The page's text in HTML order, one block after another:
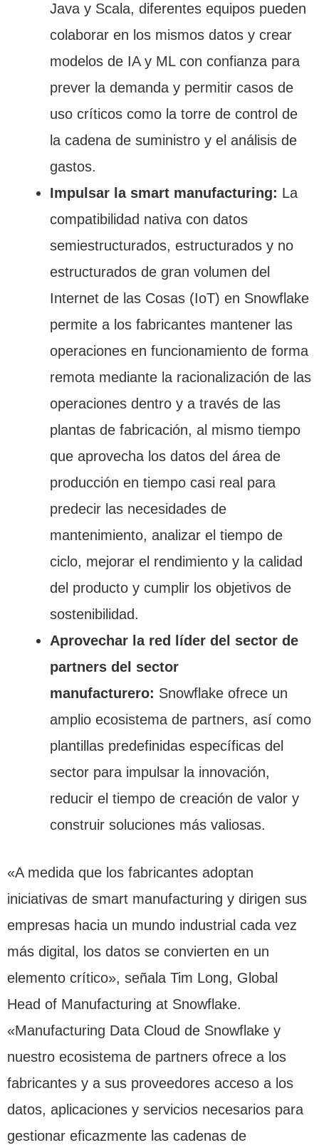
Java y Scala, diferentes equipos pueden
colaborar en los mismos datos y crear
modelos de IA y ML con confianza para
prever la demanda y permitir casos de
uso críticos como la torre de control de
la cadena de suministro y el análisis de
gastos.
Impulsar la smart manufacturing: La
compatibilidad nativa con datos
semiestructurados, estructurados y no
estructurados de gran volumen del
Internet de las Cosas (IoT) en Snowflake
permite a los fabricantes mantener las
operaciones en funcionamiento de forma
remota mediante la racionalización de las
operaciones dentro y a través de las
plantas de fabricación, al mismo tiempo
que aprovecha los datos del área de
producción en tiempo casi real para
predecir las necesidades de
mantenimiento, analizar el tiempo de
ciclo, mejorar el rendimiento y la calidad
del producto y cumplir los objetivos de
sostenibilidad.
Aprovechar la red líder del sector de
partners del sector
manufacturero: Snowflake ofrece un
amplio ecosistema de partners, así como
plantillas predefinidas específicas del
sector para impulsar la innovación,
reducir el tiempo de creación de valor y
construir soluciones más valiosas.
«A medida que los fabricantes adoptan
iniciativas de smart manufacturing y dirigen sus
empresas hacia un mundo industrial cada vez
más digital, los datos se convierten en un
elemento crítico», señala Tim Long, Global
Head of Manufacturing at Snowflake.
«Manufacturing Data Cloud de Snowflake y
nuestro ecosistema de partners ofrece a los
fabricantes y a sus proveedores acceso a los
datos, aplicaciones y servicios necesarios para
gestionar eficazmente las cadenas de